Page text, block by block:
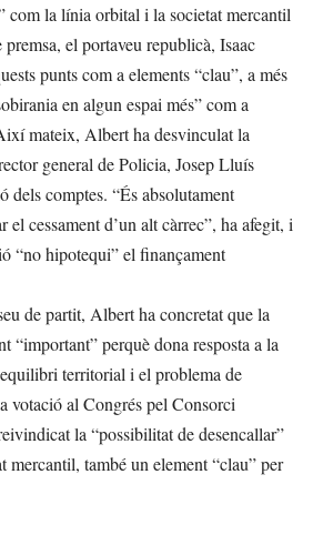
com la línia orbital i la societat mercantil
el portaveu republicà, Isaac
punts com a elements “clau”, a més
en algun espai més” com a
mateix, Albert ha desvinculat la
general de Policia, Josep Lluís
dels comptes. “És absolutament
el cessament d’un alt càrrec”, ha afegit, i
“no hipotequi” el finançament
de partit, Albert ha concretat que la
“important” perquè dona resposta a la
territorial i el problema de
votació al Congrés pel Consorci
la “possibilitat de desencallar”
mercantil, també un element “clau” per